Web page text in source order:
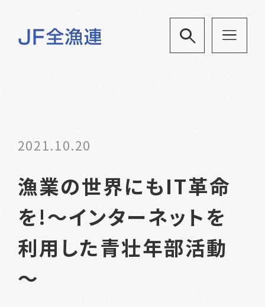
2021.10.20
漁業の世界にもIT革命
を!～インターネットを
利用した青壮年部活動
～